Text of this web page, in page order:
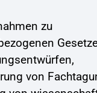
zu
von